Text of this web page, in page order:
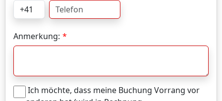
Anmerkung:
Ich möchte, dass meine Buchung Vorrang vor